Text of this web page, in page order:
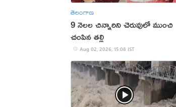
తెలంగాణ
9 నెలల చిన్నారిని చెరువులో ముంచి
చంపిన తల్లి
Aug 02, 2026, 15:08 IST